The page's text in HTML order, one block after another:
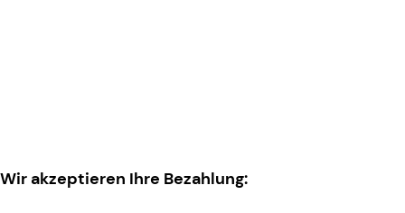
Wir akzeptieren Ihre Bezahlung: